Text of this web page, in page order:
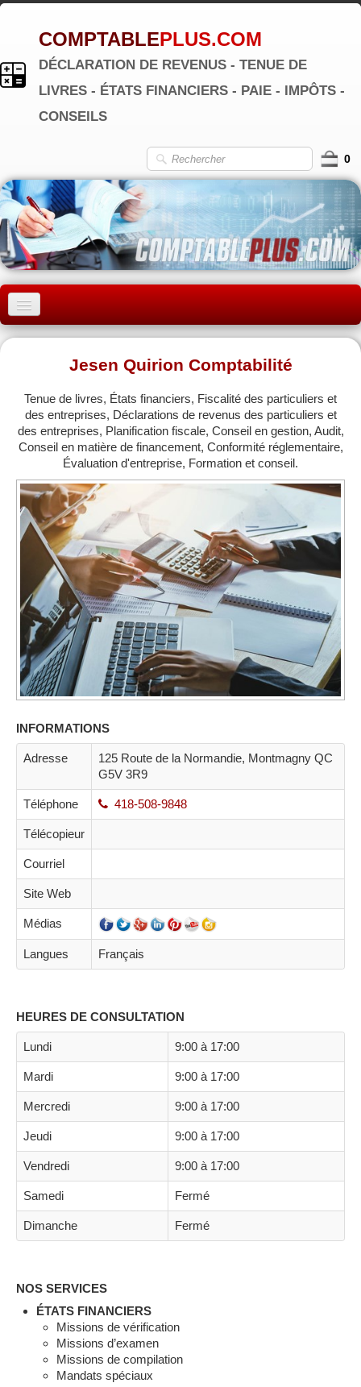
COMPTABLEPLUS.COM
DÉCLARATION DE REVENUS - TENUE DE
LIVRES - ÉTATS FINANCIERS - PAIE - IMPÔTS -
CONSEILS
0
ACCUEIL
MONTRÉAL
QUÉBEC
LAVAL
RÉGIONS▼
ZONE COMPTABLE
Jesen Quirion Comptabilité
Tenue de livres, États financiers, Fiscalité des particuliers et
des entreprises, Déclarations de revenus des particuliers et
des entreprises, Planification fiscale, Conseil en gestion, Audit,
Conseil en matière de financement, Conformité réglementaire,
Évaluation d'entreprise, Formation et conseil.
INFORMATIONS
Adresse
125 Route de la Normandie, Montmagny QC
G5V 3R9
Téléphone 418-508-9848
Télécopieur
Courriel
Site Web
Médias
Langues Français
HEURES DE CONSULTATION
Lundi 9:00 à 17:00
Mardi 9:00 à 17:00
Mercredi 9:00 à 17:00
Jeudi 9:00 à 17:00
Vendredi 9:00 à 17:00
Samedi Fermé
Dimanche Fermé
NOS SERVICES
ÉTATS FINANCIERS
Missions de vérification
Missions d’examen
Missions de compilation
Mandats spéciaux